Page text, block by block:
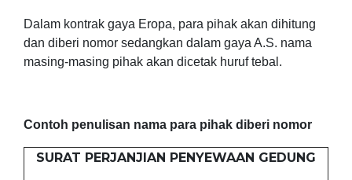
Dalam kontrak gaya Eropa, para pihak akan dihitung
dan diberi nomor sedangkan dalam gaya A.S. nama
masing-masing pihak akan dicetak huruf tebal.
Contoh penulisan nama para pihak diberi nomor
SURAT PERJANJIAN PENYEWAAN GEDUNG